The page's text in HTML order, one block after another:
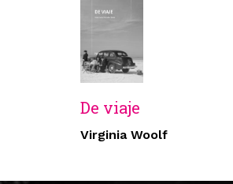
De viaje
Virginia Woolf